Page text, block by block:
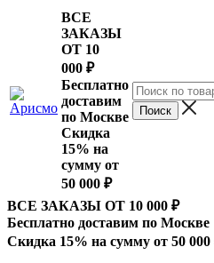
ВСЕ
ЗАКАЗЫ
ОТ 10
000 ₽
Бесплатно
доставим
по Москве
Скидка
15% на
сумму от
50 000 ₽
ВСЕ ЗАКАЗЫ ОТ 10 000 ₽
Бесплатно доставим по Москве
Скидка 15% на сумму от 50 000